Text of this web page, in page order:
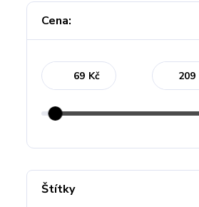
Cena:
Kč
Štítky